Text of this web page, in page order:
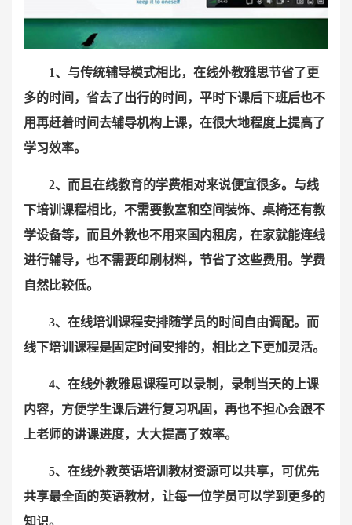
1、与传统辅导模式相比，在线外教雅思节省了更
多的时间，省去了出行的时间，平时下课后下班后也不
用再赶着时间去辅导机构上课，在很大地程度上提高了
学习效率。
2、而且在线教育的学费相对来说便宜很多。与线
下培训课程相比，不需要教室和空间装饰、桌椅还有教
学设备等，而且外教也不用来国内租房，在家就能连线
进行辅导，也不需要印刷材料，节省了这些费用。学费
自然比较低。
3、在线培训课程安排随学员的时间自由调配。而
线下培训课程是固定时间安排的，相比之下更加灵活。
4、在线外教雅思课程可以录制，录制当天的上课
内容，方便学生课后进行复习巩固，再也不担心会跟不
上老师的讲课进度，大大提高了效率。
5、在线外教英语培训教材资源可以共享，可优先
共享最全面的英语教材，让每一位学员可以学到更多的
知识。